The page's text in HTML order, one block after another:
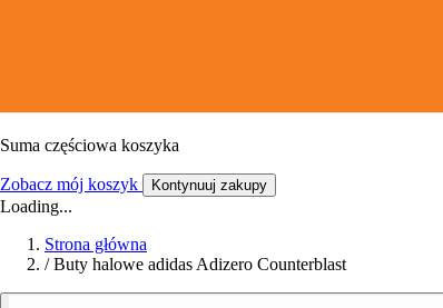
Suma częściowa koszyka
Zobacz mój koszyk Kontynuuj zakupy
Loading...
Strona główna
/ Buty halowe adidas Adizero Counterblast